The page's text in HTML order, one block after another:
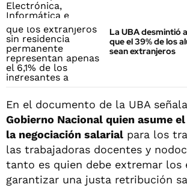
La UBA desmintió
que el 39% de los
sean extranjeros
En el documento de la UBA
Gobierno Nacional quien asume
la negociación salarial para los
las trabajadoras docentes y
tanto es quien debe extremar los
garantizar una justa retribución